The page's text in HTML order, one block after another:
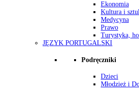
Ekonomia
Kultura i
Medycyna
Prawo
Turystyka,
JĘZYK PORTUGALSKI
Podręczniki
Dzieci
Młodzież i